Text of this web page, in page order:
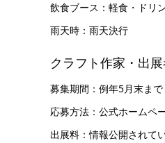
飲食ブース：軽食・ドリ
雨天時：雨天決行
クラフト作家・出
募集期間：例年5月末まで
応募方法：公式ホームペ
出展料：情報公開されて